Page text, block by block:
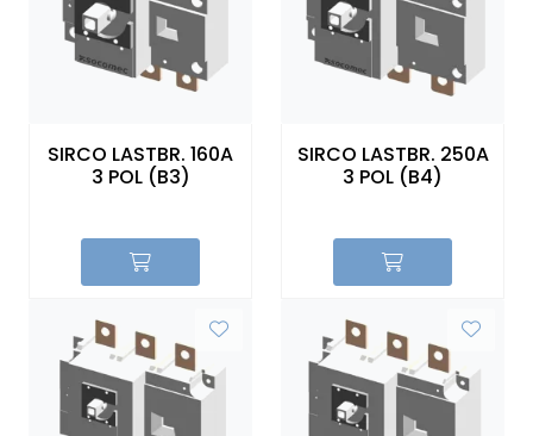
SIRCO LASTBR. 160A
3 POL (B3)
SIRCO LASTBR. 250A
3 POL (B4)
Montasjemateriell